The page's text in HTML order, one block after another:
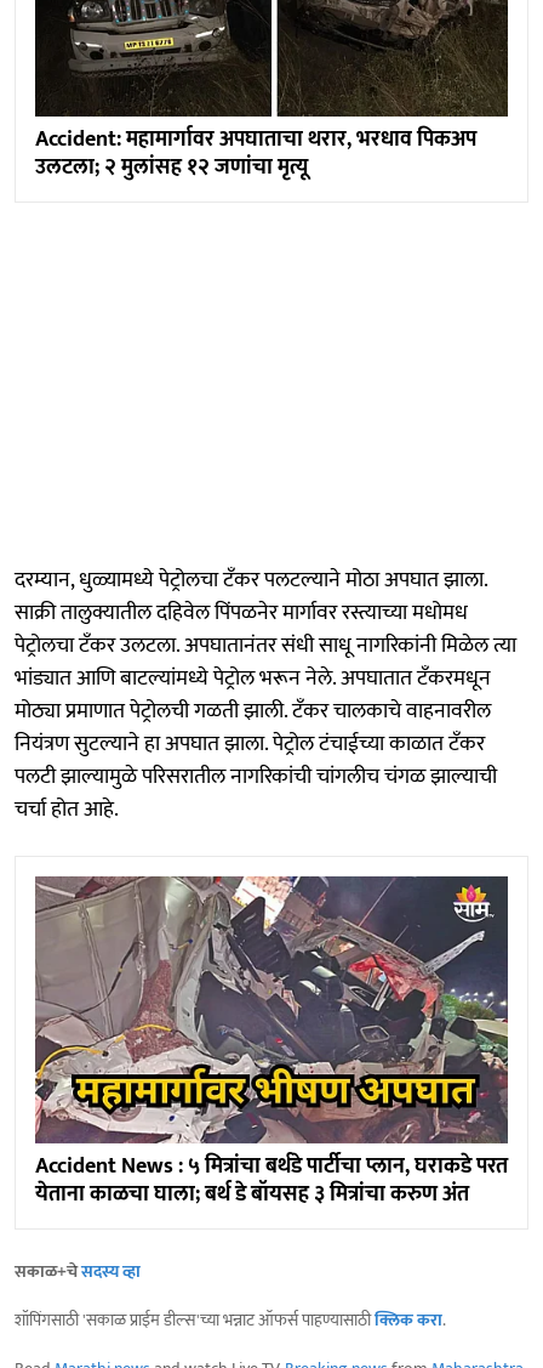
Accident: महामार्गावर अपघाताचा थरार, भरधाव पिकअप
उलटला; २ मुलांसह १२ जणांचा मृत्यू
दरम्यान, धुळ्यामध्ये पेट्रोलचा टँकर पलटल्याने मोठा अपघात झाला.
साक्री तालुक्यातील दहिवेल पिंपळनेर मार्गावर रस्त्याच्या मधोमध
पेट्रोलचा टँकर उलटला. अपघातानंतर संधी साधू नागरिकांनी मिळेल त्या
भांड्यात आणि बाटल्यांमध्ये पेट्रोल भरून नेले. अपघातात टँकरमधून
मोठ्या प्रमाणात पेट्रोलची गळती झाली. टँकर चालकाचे वाहनावरील
नियंत्रण सुटल्याने हा अपघात झाला. पेट्रोल टंचाईच्या काळात टँकर
पलटी झाल्यामुळे परिसरातील नागरिकांची चांगलीच चंगळ झाल्याची
चर्चा होत आहे.
Accident News : ५ मित्रांचा बर्थडे पार्टीचा प्लान, घराकडे परत
येताना काळचा घाला; बर्थ डे बॉयसह ३ मित्रांचा करुण अंत
सकाळ+चेसदस्य व्हा
शॉपिंगसाठी 'सकाळ प्राईम डील्स'च्या भन्नाट ऑफर्स पाहण्यासाठीक्लिक करा.